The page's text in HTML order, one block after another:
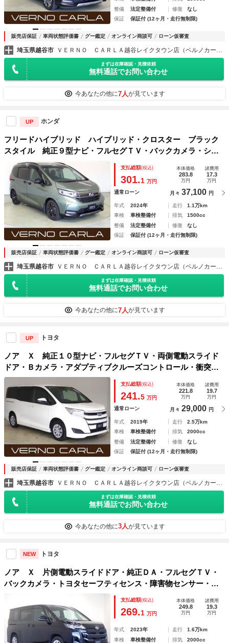
整備
法定整備付 修復
なし
保証
保証付 (12ヶ月・走行無制限)
販売店保証 車両状態評価書 グー鑑定 オンライン商談可 ローン仮審査
埼玉県越谷市 ＶＥＲＮＯ ＣＡＲＬＡ越谷レイクタウン店（ベルノカーラ越谷レイクタウン店）
まずは在庫確認・見積依頼
無料通話でお問い合わせ
今あなたの他に7人が見ています
UP ホンダ
フリードハイブリッド ハイブリッド・クロスター ブラック
スタイル 純正９型ナビ・フルセグＴＶ・バックカメラ・シー
トヒーター・ハーフレザーシート・両側パワースライドドア・
衝突軽減ブレーキ・レーダークルーズコントロール・レーンキ
ープアシスト・ＬＥＤヘッドライト・ＥＴＣ
支払総額(税込)
301.1 万円
本体価格
283.8
万円
諸費用
17.3
万円
通常ローン 月々 37,100 円
年式 2024年 走行
1.1万km
車検
車検整備付 排気
1500cc
整備
法定整備付 修復
なし
保証
保証付 (12ヶ月・走行無制限)
販売店保証 車両状態評価書 グー鑑定 オンライン商談可 ローン仮審査
埼玉県越谷市 ＶＥＲＮＯ ＣＡＲＬＡ越谷レイクタウン店（ベルノカーラ越谷レイクタウン店）
まずは在庫確認・見積依頼
無料通話でお問い合わせ
今あなたの他に7人が見ています
UP トヨタ
ノア Ｘ 純正１０型ナビ・フルセグＴＶ・両側電動スライド
ドア・Ｂカメラ・アダプティブクルーズコントロール・衝突軽
減ブレーキ・ＬＥＤヘッドライト・障害物センサー・ＥＴＣ・
レーンキープ・ＥＴＣ・Ｂｌｕｅｔｏｏｔｈ
支払総額(税込)
241.5 万円
本体価格
221.8
万円
諸費用
19.7
万円
通常ローン 月々 29,000 円
年式 2019年 走行
2.5万km
車検
車検整備付 排気
2000cc
整備
法定整備付 修復
なし
保証
保証付 (12ヶ月・走行無制限)
販売店保証 車両状態評価書 グー鑑定 オンライン商談可 ローン仮審査
埼玉県越谷市 ＶＥＲＮＯ ＣＡＲＬＡ越谷レイクタウン店（ベルノカーラ越谷レイクタウン店）
まずは在庫確認・見積依頼
無料通話でお問い合わせ
今あなたの他に3人が見ています
NEW トヨタ
ノア Ｘ 片側電動スライドドア・純正ＤＡ・フルセグＴＶ・
バックカメラ・トヨタセーフティセンス・障害物センサー・Ｌ
ＥＤヘッドライト・Ｂｌｕｅｔｏｏｔｈ・ＥＴＣ・ドラレコ
支払総額(税込)
269.1 万円
本体価格
249.8
万円
諸費用
19.3
万円
年式 2023年 走行
1.6万km
車検
車検整備付 排気
2000cc